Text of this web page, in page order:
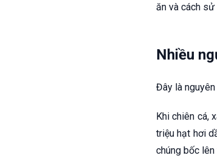
ăn và cách
Nhiều
Đây là
Khi chiên cá,
triệu hạt hơi
chúng bốc